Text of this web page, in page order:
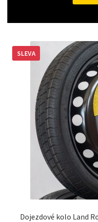
Dojezdové kolo Land
SLEVA